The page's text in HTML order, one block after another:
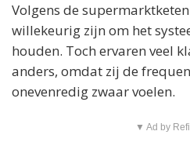
Volgens de
willekeurig zijn om het
houden. Toch ervaren veel
anders, omdat zij de
onevenredig zwaar voelen.
▼ Ad by